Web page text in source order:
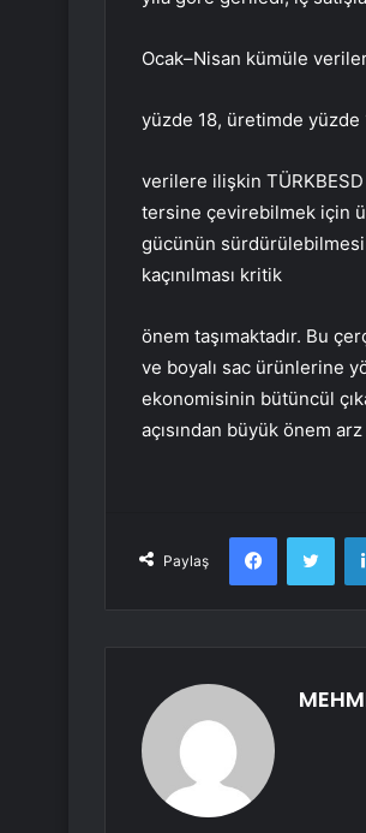
Ocak–Nisan kümüle
yüzde 18, üretimde yüzde
verilere ilişkin
tersine çevirebilmek için
gücünün
kaçınılması kritik
önem taşımaktadır. Bu
ve boyalı sac ürünlerine
ekonomisinin bütüncül
açısından büyük önem
Paylaş
Facebook